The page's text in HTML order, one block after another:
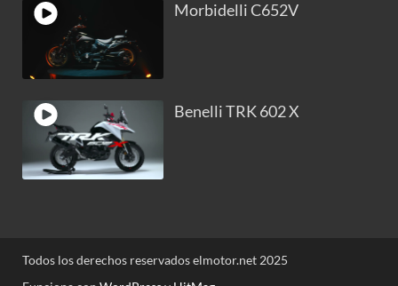
Morbidelli C652V
Benelli TRK 602 X
Todos los derechos reservados elmotor.net 2025